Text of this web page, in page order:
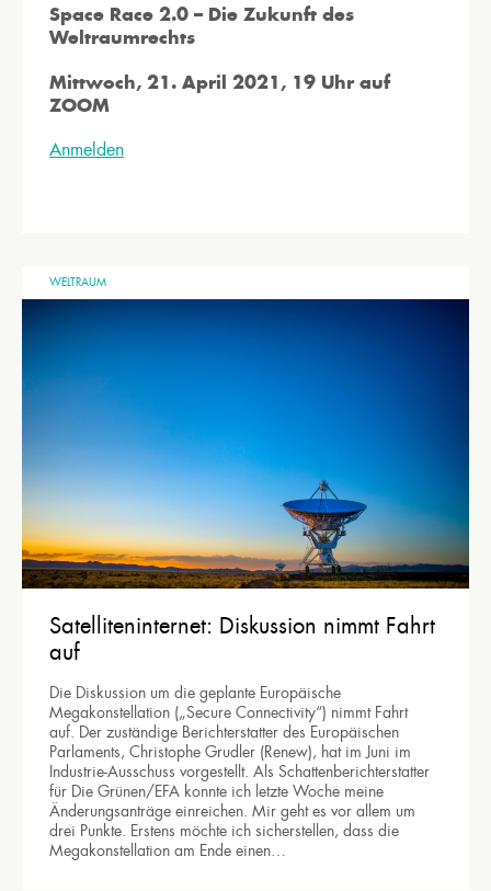
Space Race 2.0 – Die Zukunft des
Weltraumrechts
Mittwoch, 21. April 2021, 19 Uhr auf
ZOOM
Anmelden
WELTRAUM
Satelliteninternet: Diskussion nimmt Fahrt
auf
Die Diskussion um die geplante Europäische
Megakonstellation („Secure Connectivity“) nimmt Fahrt
auf. Der zuständige Berichterstatter des Europäischen
Parlaments, Christophe Grudler (Renew), hat im Juni im
Industrie-Ausschuss vorgestellt. Als Schattenberichterstatter
für Die Grünen/EFA konnte ich letzte Woche meine
Änderungsanträge einreichen. Mir geht es vor allem um
drei Punkte. Erstens möchte ich sicherstellen, dass die
Megakonstellation am Ende einen…